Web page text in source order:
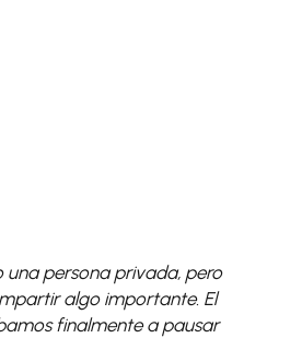
una persona privada, pero
algo importante. El
finalmente a pausar